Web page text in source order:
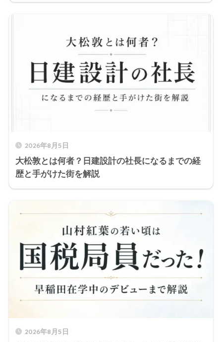
2026年8月5日
大松敦とは何者？日建設計の社長になるまでの経
歴と手がけた街を解説
2026年8月5日